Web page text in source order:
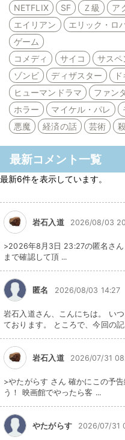
NETFLIX SF Ｚ級 ア
エイリアン
エリック・ロ
ゲーム
コメディ
サイコ サスペ
ゾンビ
ディザスター
ヒューマンドラマ
ファン
ホラー
マイケル・パレ
悪魔
経済の話 芸術
最新コメント一覧
最新6件を表示しています。
岩石入道 2026/08/03
>2026年8月3日 23:27の匿名さ
まで確認して頂 ...
匿名 2026/08/03 14:27
岩石入道さん、こんにちは。 い
ております。 ところで、今回の記
岩石入道 2026/07/31
>やたがらす さん 確かにこの予
う！ 映画館でやったら客 ...
やたがらす 2026/07/31